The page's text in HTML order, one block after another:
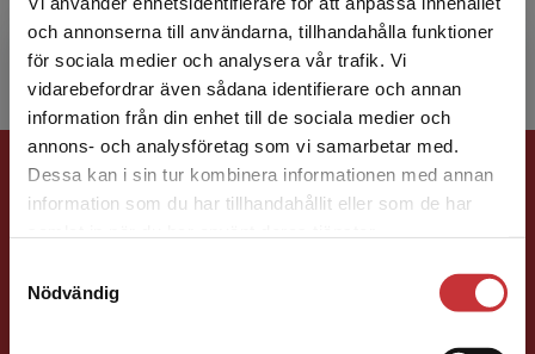
och annonserna till användarna, tillhandahålla funktioner
för sociala medier och analysera vår trafik. Vi
vidarebefordrar även sådana identifierare och annan
information från din enhet till de sociala medier och
annons- och analysföretag som vi samarbetar med.
Dessa kan i sin tur kombinera informationen med annan
information som du har tillhandahållit eller som de har
Nödvändig
Begränsad fraktregion
Det verkar som att du besöker
studentlitteratur.se via en enhet utanför Sverige.
Vi erbjuder inte leveranser utanför Sverige. För
att kunna slutföra ett köp måste
mångkulturella omr...
Förlagskontakt